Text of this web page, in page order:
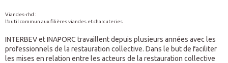
Viandes-rhd :
l’outil commun aux filières viandes et charcuteries
INTERBEV et INAPORC travaillent depuis plusieurs années avec les
professionnels de la restauration collective. Dans le but de faciliter
les mises en relation entre les acteurs de la restauration collective